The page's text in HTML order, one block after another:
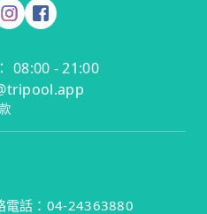
08:00 - 21:00
電話：04-24363880